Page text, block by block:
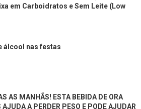
em Carboidratos e Sem Leite (Low
álcool nas festas
AS MANHÃS! ESTA BEBIDA DE ORA
AJUDA A PERDER PESO E PODE AJUDAR